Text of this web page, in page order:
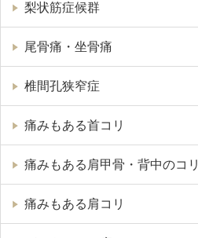
梨状筋症候群
尾骨痛・坐骨痛
椎間孔狭窄症
痛みもある首コリ
痛みもある肩甲骨・背中のコリ
痛みもある肩コリ